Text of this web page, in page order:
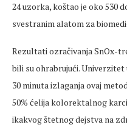
24 uzorka, koštao je oko 530
svestranim alatom za
Rezultati ozračivanja SnOx-
bili su ohrabrujući. Univerzitet
30 minuta izlaganja ovaj
50% ćelija kolorektalnog
ikakvog štetnog dejstva na